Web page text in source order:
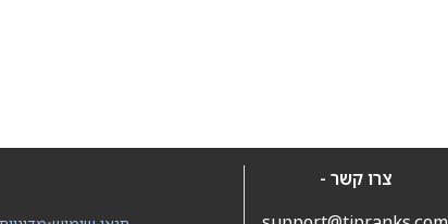
צרו קשר -